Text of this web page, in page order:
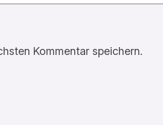
Kommentar speichern.